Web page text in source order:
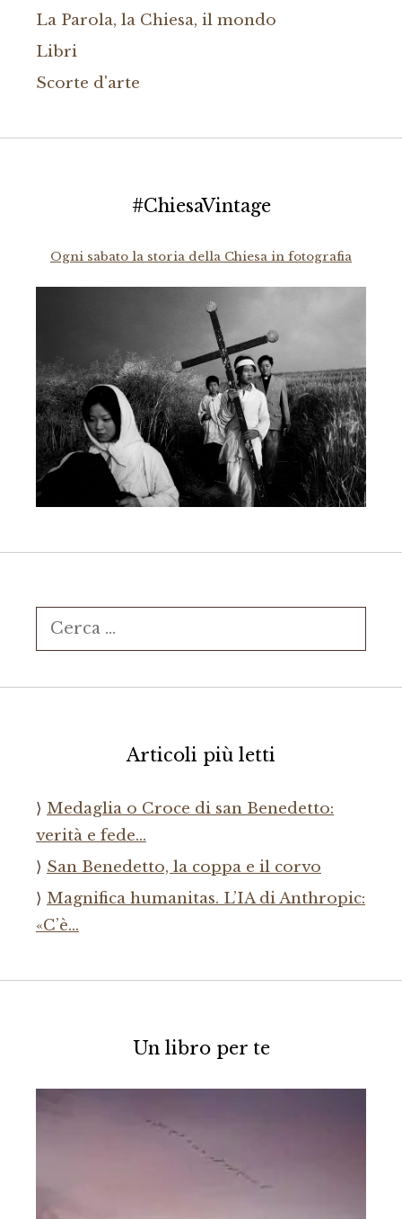
La Parola, la Chiesa, il mondo
Libri
Scorte d'arte
#ChiesaVintage
Ogni sabato la storia della Chiesa in fotografia
Ricerca
per:
Articoli più letti
Medaglia o Croce di san Benedetto:
verità e fede…
San Benedetto, la coppa e il corvo
Magnifica humanitas. L’IA di Anthropic:
«C’è…
Un libro per te